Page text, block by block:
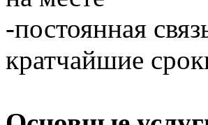
-постоянная
кратчайшие